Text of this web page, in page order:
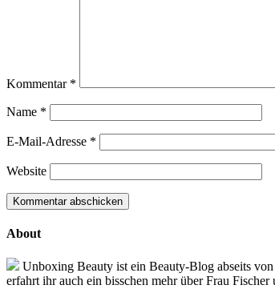
Kommentar *
Name *
E-Mail-Adresse *
Website
About
Unboxing Beauty ist ein Beauty-Blog abseits
erfahrt ihr auch ein bisschen mehr über Frau